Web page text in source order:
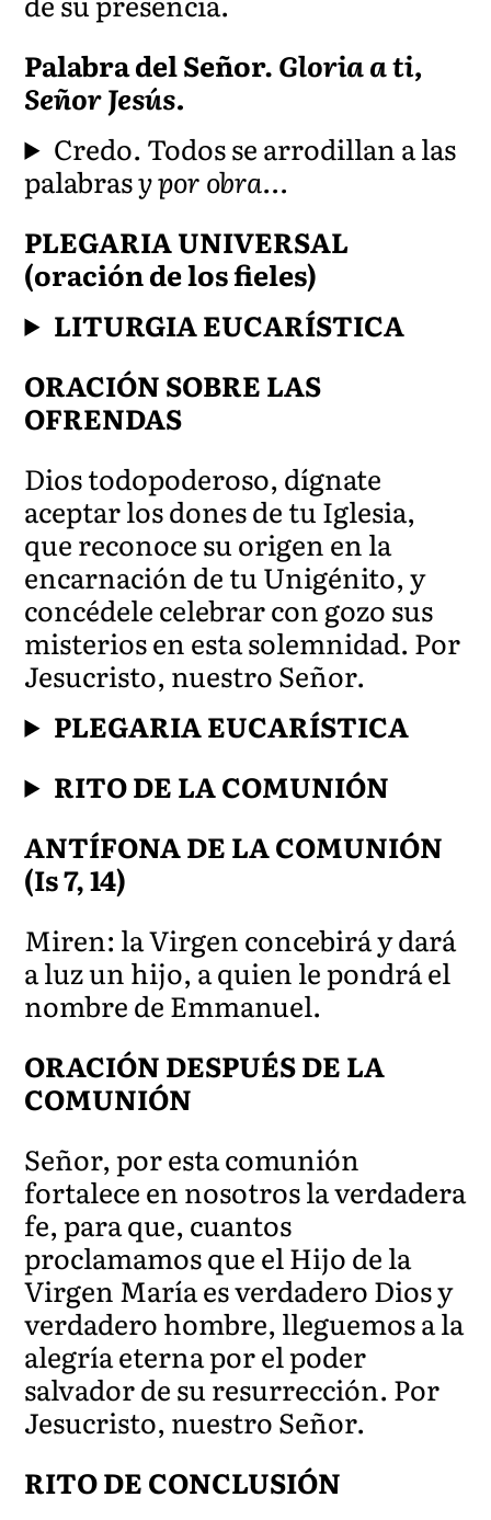
Palabra del Señor.Gloria a ti,
Señor Jesús.
Credo.Todos se arrodillan a las
palabrasy por obra…
PLEGARIA UNIVERSAL
(oración de los fieles)
LITURGIA EUCARÍSTICA
ORACIÓN SOBRE LAS
OFRENDAS
Dios todopoderoso, dígnate
aceptar los dones de tu Iglesia,
que reconoce su origen en la
encarnación de tu Unigénito, y
concédele celebrar con gozo sus
misterios en esta solemnidad. Por
Jesucristo, nuestroSeñor.
PLEGARIA EUCARÍSTICA
RITO DE LA COMUNIÓN
ANTÍFONA DE LA COMUNIÓN
(Is 7, 14)
Miren: la Virgen concebirá y dará
a luz un hijo, a quien le pondrá el
nombre de Emmanuel.
ORACIÓN DESPUÉS DE LA
COMUNIÓN
Señor, por esta comunión
fortalece en nosotros la verdadera
fe, para que, cuantos
proclamamos que el Hijo de la
Virgen María es verdadero Dios y
verdadero hombre, lleguemos a la
alegría eterna por el poder
salvador de su resurrección. Por
Jesucristo, nuestro Señor.
RITO DE CONCLUSIÓN